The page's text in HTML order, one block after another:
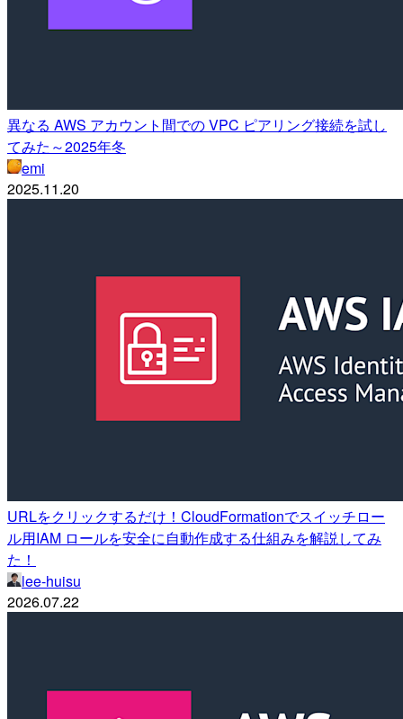
異なる AWS アカウント間での VPC ピアリング接続を試し
てみた～2025年冬
emi
2025.11.20
URLをクリックするだけ！CloudFormationでスイッチロー
ル用IAM ロールを安全に自動作成する仕組みを解説してみ
た！
lee-huisu
2026.07.22